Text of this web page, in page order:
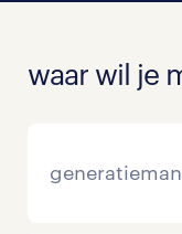
waar wil je